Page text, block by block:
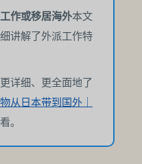
作或移居海外本文
讲解了外派工作特
详细、更全面地了
从日本带到国外｜
。